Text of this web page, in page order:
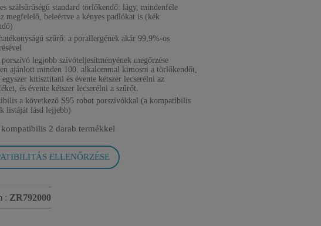
szálsűrűségű standard törlőkendő: lágy, mindenféle
megfelelő, beleértve a kényes padlókat is (kék
szűrő: a porallergének akár 99,9%-os
legjobb szívóteljesítményének megőrzése
ajánlott minden 100. alkalommal kimosni a törlőkendőt,
egyszer kitisztítani és évente kétszer lecserélni az
és évente kétszer lecserélni a szűrőt.
a következő S95 robot porszívókkal (a kompatibilis
listáját lásd lejjebb)
kompatibilis 2 darab termékkel
ELLENŐRZÉSE
: ZR792000